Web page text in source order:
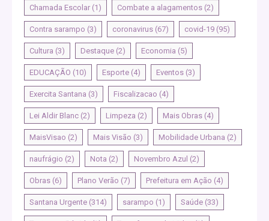
Chamada Escolar (1) Combate a alagamentos (2)
Contra sarampo (3) coronavirus (67) covid-19 (95)
Cultura (3) Destaque (2) Economia (5)
EDUCAÇÃO (10) Esporte (4) Eventos (3)
Exercita Santana (3) Fiscalizacao (4)
Lei Aldir Blanc (2) Limpeza (2) Mais Obras (4)
MaisVisao (2) Mais Visão (3) Mobilidade Urbana (2)
naufrágio (2) Nota (2) Novembro Azul (2)
Obras (6) Plano Verão (7) Prefeitura em Ação (4)
Santana Urgente (314) sarampo (1) Saúde (33)